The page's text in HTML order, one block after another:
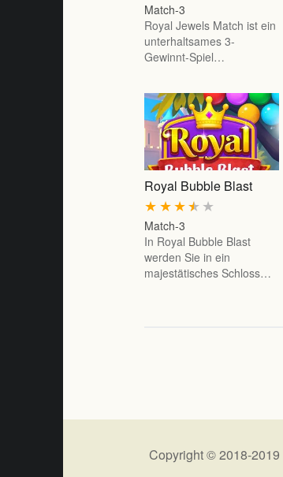
Match-3
Royal Jewels Match ist ein
unterhaltsames 3-
Gewinnt-Spiel…
Royal Bubble Blast
★
★
★
★
★
Match-3
In Royal Bubble Blast
werden Sie in ein
majestätisches Schloss…
Copyright © 2018-